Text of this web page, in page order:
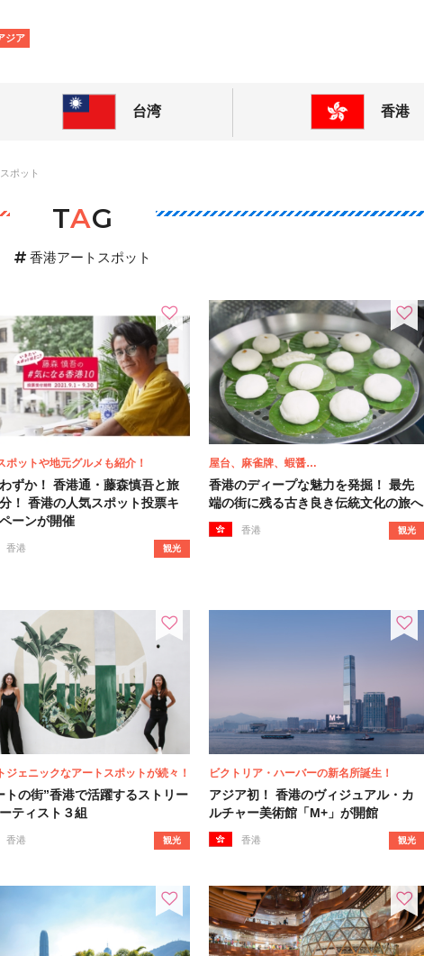
ジア
台湾 香港
ポット
TAG
香港アートスポット
ポットや地元グルメも紹介！
ずか！ 香港通・藤森慎吾と旅
！ 香港の人気スポット投票キ
ーンが開催
香港 観光
屋台、麻雀牌、蝦醤…
香港のディープな魅力を発掘！ 最先
端の街に残る古き良き伝統文化の旅へ
香港 観光
ジェニックなアートスポットが続々！
トの街”香港で活躍するストリー
ティスト３組
香港 観光
ビクトリア・ハーバーの新名所誕生！
アジア初！ 香港のヴィジュアル・カ
ルチャー美術館「M+」が開館
香港 観光